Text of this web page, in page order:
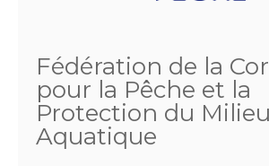
Fédération de la
pour la Pêche et la
Protection du Milieu
Aquatique